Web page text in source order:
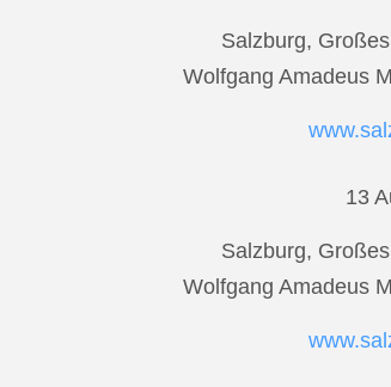
Salzburg,
Wolfgang Amadeus
13
Salzburg,
Wolfgang Amadeus